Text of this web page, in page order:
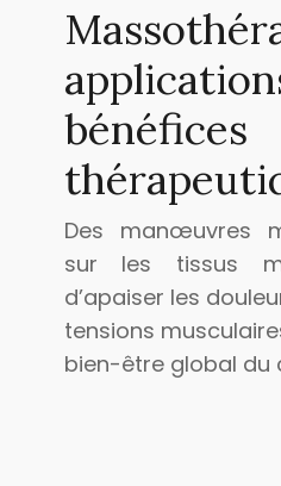
bénéfices
Des manœuvres
sur les tissus
d’apaiser les
tensions
bien-être global du